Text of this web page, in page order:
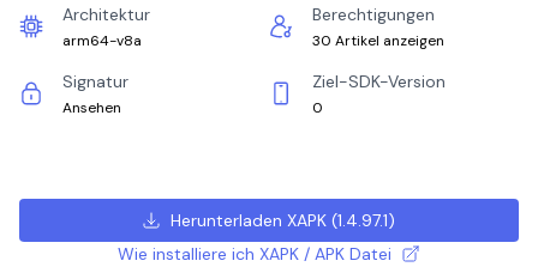
Architektur
arm64-v8a
Berechtigungen
30 Artikel anzeigen
Signatur
Ansehen
Ziel-SDK-Version
0
Herunterladen XAPK (1.4.97.1)
Wie installiere ich XAPK / APK Datei